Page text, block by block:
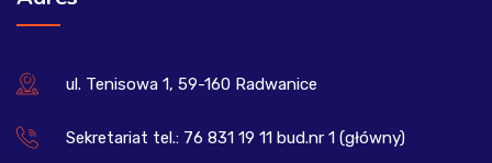
ul. Tenisowa 1, 59-160 Radwanice
Sekretariat tel.: 76 831 19 11 bud.nr 1 (główny)